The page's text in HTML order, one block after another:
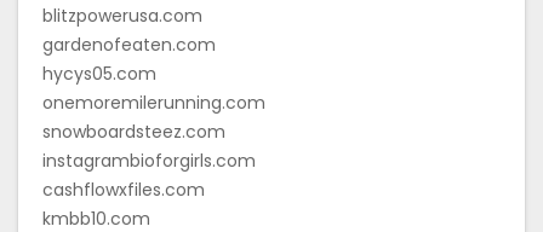
blitzpowerusa.com
gardenofeaten.com
hycys05.com
onemoremilerunning.com
snowboardsteez.com
instagrambioforgirls.com
cashflowxfiles.com
kmbb10.com